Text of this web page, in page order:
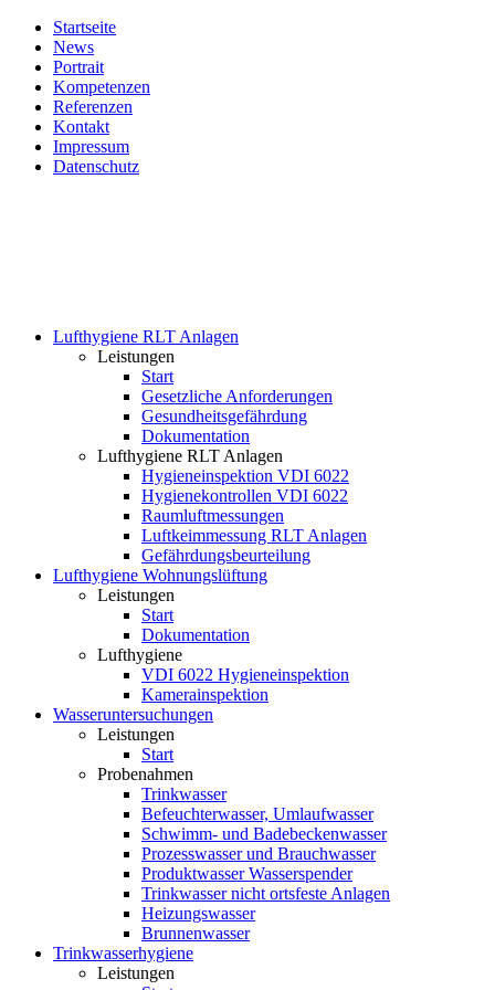
Startseite
News
Portrait
Kompetenzen
Referenzen
Kontakt
Impressum
Datenschutz
Lufthygiene RLT Anlagen
Leistungen
Start
Gesetzliche Anforderungen
Gesundheitsgefährdung
Dokumentation
Lufthygiene RLT Anlagen
Hygieneinspektion VDI 6022
Hygienekontrollen VDI 6022
Raumluftmessungen
Luftkeimmessung RLT Anlagen
Gefährdungsbeurteilung
Lufthygiene Wohnungslüftung
Leistungen
Start
Dokumentation
Lufthygiene
VDI 6022 Hygieneinspektion
Kamerainspektion
Wasseruntersuchungen
Leistungen
Start
Probenahmen
Trinkwasser
Befeuchterwasser, Umlaufwasser
Schwimm- und Badebeckenwasser
Prozesswasser und Brauchwasser
Produktwasser Wasserspender
Trinkwasser nicht ortsfeste Anlagen
Heizungswasser
Brunnenwasser
Trinkwasserhygiene
Leistungen